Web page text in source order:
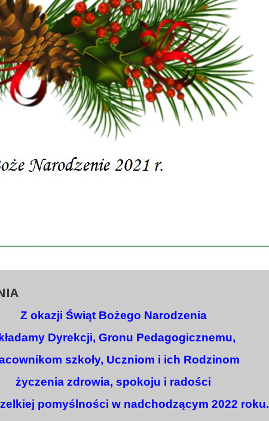
Z okazji Świąt Bożego Narodzenia
Dyrekcji, Gronu Pedagogicznemu,
szkoły, Uczniom i ich Rodzinom
życzenia zdrowia, spokoju i radości
pomyślności w nadchodzącym 2022 roku.